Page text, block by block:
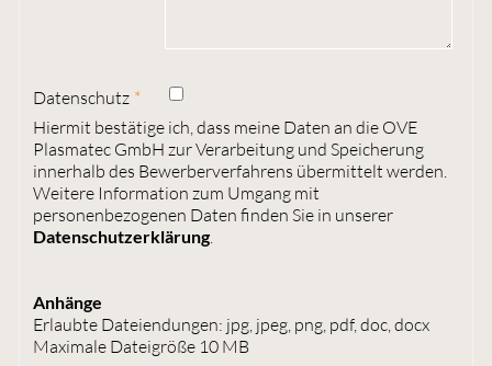
Datenschutz
Hiermit bestätige ich, dass meine Daten an die OVE
Plasmatec GmbH zur Verarbeitung und Speicherung
innerhalb des Bewerberverfahrens übermittelt werden.
Weitere Information zum Umgang mit
personenbezogenen Daten finden Sie in unserer
Datenschutzerklärung.
Anhänge
Erlaubte Dateiendungen: jpg, jpeg, png, pdf, doc, docx
Maximale Dateigröße 10 MB